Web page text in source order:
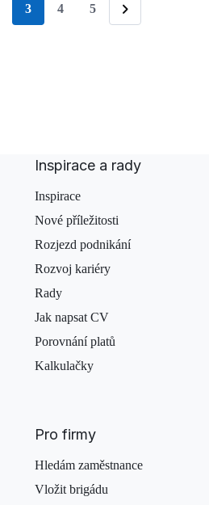
stránka
3 4 5
Následující
Inspirace a rady
Inspirace
Nové příležitosti
Rozjezd podnikání
Rozvoj kariéry
Rady
Jak napsat CV
Porovnání platů
Kalkulačky
Pro firmy
Hledám zaměstnance
Vložit brigádu